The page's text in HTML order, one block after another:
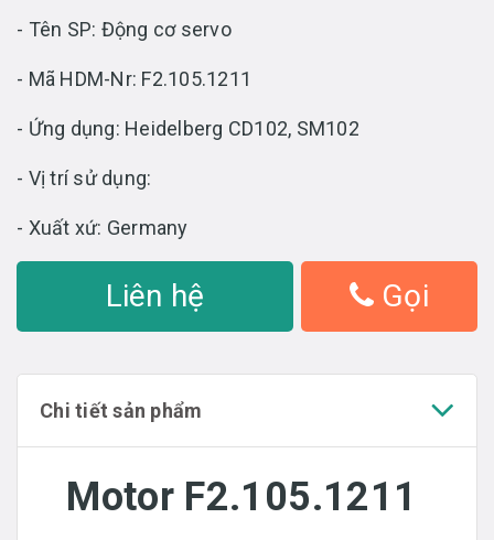
- Tên SP: Động cơ servo
- Mã HDM-Nr: F2.105.1211
- Ứng dụng: Heidelberg CD102, SM102
- Vị trí sử dụng:
- Xuất xứ: Germany
Liên hệ Gọi
Chi tiết sản phẩm
Motor F2.105.1211